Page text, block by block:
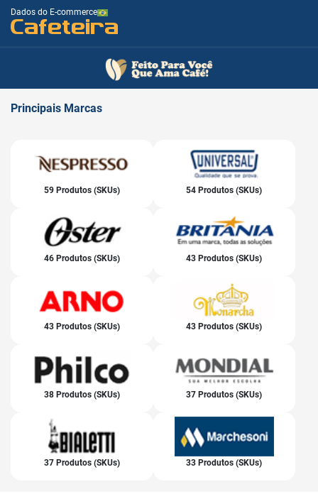
Dados do E-commerce
Cafeteira
Principais Marcas
59 Produtos (SKUs) 54 Produtos (SKUs)
46 Produtos (SKUs) 43 Produtos (SKUs)
43 Produtos (SKUs) 43 Produtos (SKUs)
38 Produtos (SKUs) 37 Produtos (SKUs)
37 Produtos (SKUs) 33 Produtos (SKUs)